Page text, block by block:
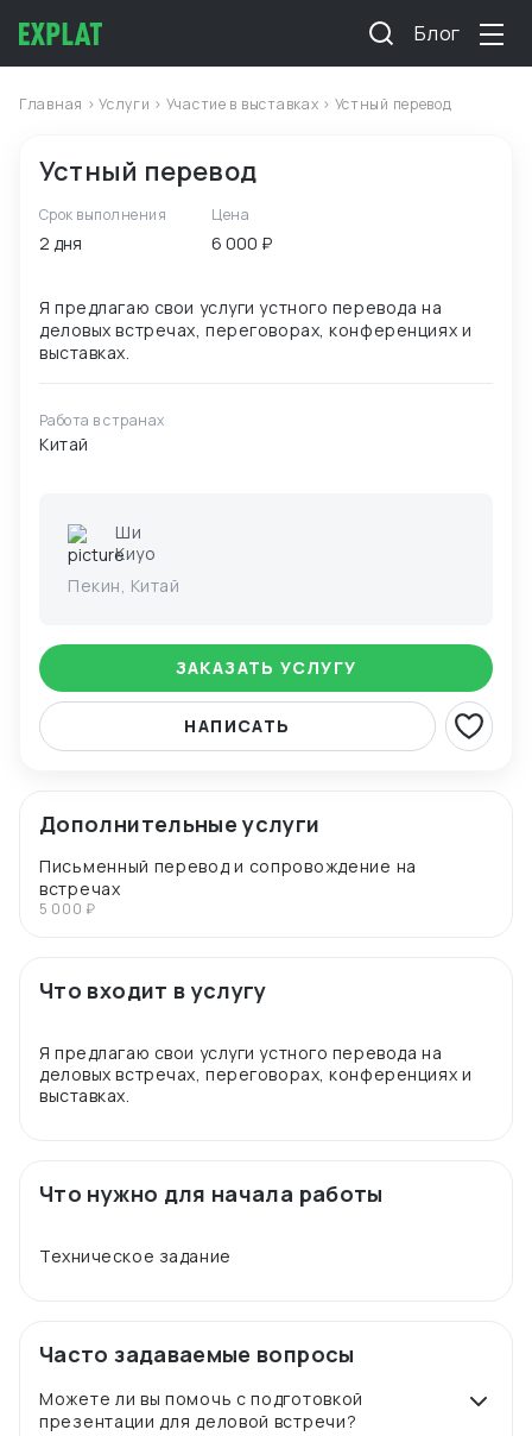
Блог
Главная >Услуги > Участие в выставках > Устный перевод
Устный перевод
Срок выполнения
2 дня
Цена
6 000 ₽
Я предлагаю свои услуги устного перевода на
деловых встречах, переговорах, конференциях и
Работа в странах
Китай
Ши
Киуо
Пекин, Китай
ЗАКАЗАТЬ УСЛУГУ
НАПИСАТЬ
Дополнительные услуги
Письменный перевод и сопровождение на
встречах
5 000 ₽
Что входит в услугу
Я предлагаю свои услуги устного перевода на
деловых встречах, переговорах, конференциях и
Что нужно для начала работы
Часто задаваемые вопросы
Можете ли вы помочь с подготовкой
презентации для деловой встречи?